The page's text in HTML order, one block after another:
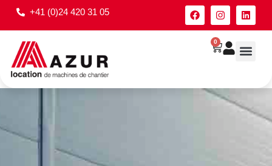
+41 (0)24 420 31 05
0